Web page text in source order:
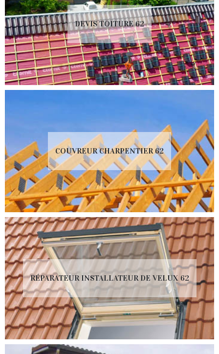
DEVIS TOITURE 62
COUVREUR CHARPENTIER 62
RÉPARATEUR INSTALLATEUR DE VELUX 62